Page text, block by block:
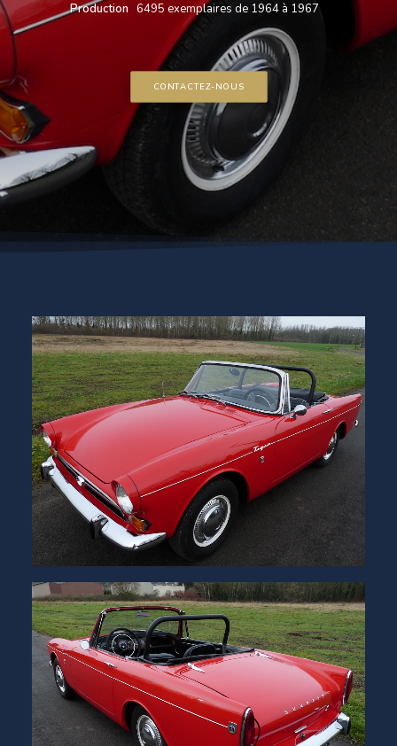
Production 6495 exemplaires de 1964 à 1967
CONTACTEZ-NOUS